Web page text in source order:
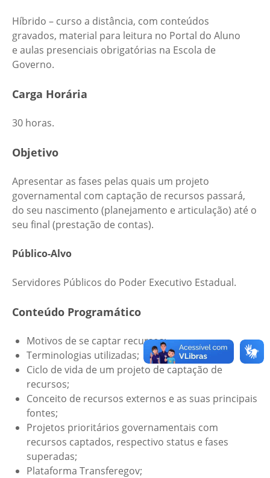
Híbrido – curso a distância, com conteúdos
gravados, material para leitura no Portal do Aluno
e aulas presenciais obrigatórias na Escola de
Governo.
Carga Horária
30 horas.
Objetivo
Apresentar as fases pelas quais um projeto
governamental com captação de recursos passará,
do seu nascimento (planejamento e articulação) até o
seu final (prestação de contas).
Público-Alvo
Servidores Públicos do Poder Executivo Estadual.
Conteúdo Programático
Motivos de se captar recursos;
Terminologias utilizadas;
Ciclo de vida de um projeto de captação de
recursos;
Conceito de recursos externos e as suas principais
fontes;
Projetos prioritários governamentais com
recursos captados, respectivo status e fases
superadas;
Plataforma Transferegov;